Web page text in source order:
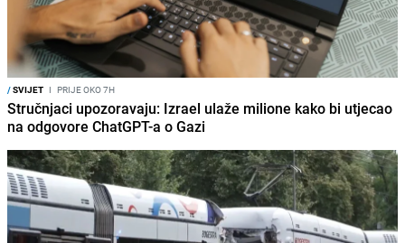
/SVIJET I PRIJE OKO 7H
Stručnjaci upozoravaju: Izrael ulaže milione kako bi utjecao
na odgovore ChatGPT-a o Gazi